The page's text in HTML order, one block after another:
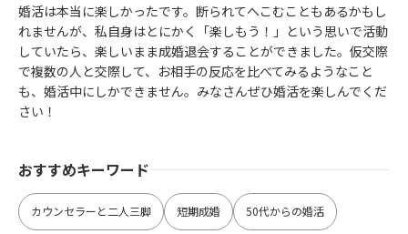
婚活は本当に楽しかったです。断られてへこむこともあるかもし
れませんが、私自身はとにかく「楽しもう！」という思いで活動
していたら、楽しいまま成婚退会することができました。仮交際
で複数の人と交際して、お相手の反応を比べてみるようなこと
も、婚活中にしかできません。みなさんぜひ婚活を楽しんでくだ
さい！
おすすめキーワード
カウンセラーと二人三脚 短期成婚 50代からの婚活